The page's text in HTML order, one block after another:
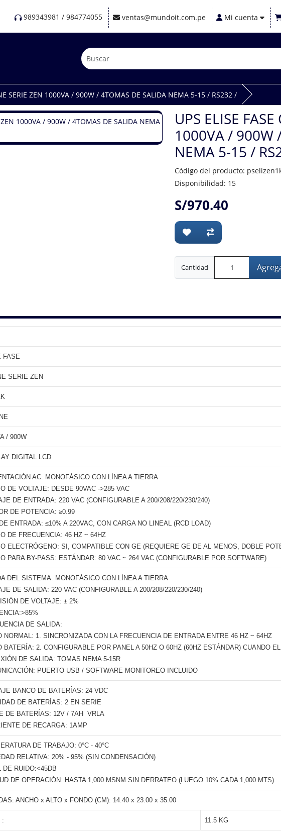
989343981 / 984774055 ventas@mundoit.com.pe Mi cuenta
SERIE ZEN 1000VA / 900W / 4TOMAS DE SALIDA NEMA 5-15 / RS232 /
UPS ELISE
1000VA / 900W
NEMA 5-15 /
Código del producto:
Disponibilidad: 15
S/970.40
Cantidad
FASE
SERIE ZEN
/ 900W
DIGITAL LCD
AC: MONOFÁSICO CON LÍNEA A TIERRA
DE VOLTAJE: DESDE 90VAC ->285 VAC
DE ENTRADA: 220 VAC (CONFIGURABLE A 200/208/220/230/240)
DE POTENCIA: ≥0.99
ENTRADA: ≤10% A 220VAC, CON CARGA NO LINEAL (RCD LOAD)
DE FRECUENCIA: 46 HZ ~ 64HZ
ELECTRÓGENO: SI, COMPATIBLE CON GE (REQUIERE GE DE AL MENOS, DOBLE
PARA BY-PASS: ESTÁNDAR: 80 VAC ~ 264 VAC (CONFIGURABLE POR SOFTWARE)
DEL SISTEMA: MONOFÁSICO CON LÍNEA A TIERRA
DE SALIDA: 220 VAC (CONFIGURABLE A 200/208/220/230/240)
DE VOLTAJE: ± 2%
DE SALIDA:
NORMAL: 1. SINCRONIZADA CON LA FRECUENCIA DE ENTRADA ENTRE 46 HZ ~ 64HZ
BATERÍA: 2. CONFIGURABLE POR PANEL A 50HZ O 60HZ (60HZ ESTÁNDAR) CUANDO
DE SALIDA: TOMAS NEMA 5-15R
PUERTO USB / SOFTWARE MONITOREO INCLUIDO
BANCO DE BATERÍAS: 24 VDC
DE BATERÍAS: 2 EN SERIE
DE BATERÍAS: 12V / 7AH  VRLA
DE RECARGA: 1AMP
DE TRABAJO: 0°C - 40°C
RELATIVA: 20% - 95% (SIN CONDENSACIÓN)
DE RUIDO:<45DB
DE OPERACIÓN: HASTA 1,000 MSNM SIN DERRATEO (LUEGO 10% CADA 1,000 MTS)
ANCHO x ALTO x FONDO (CM): 14.40 x 23.00 x 35.00
: 11.5 KG